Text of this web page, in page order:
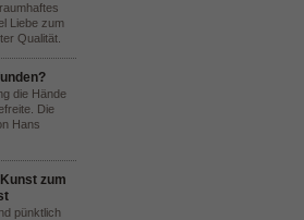
Liebe zum
Qualität.
die Hände
Die
Hans
zum
pünktlich